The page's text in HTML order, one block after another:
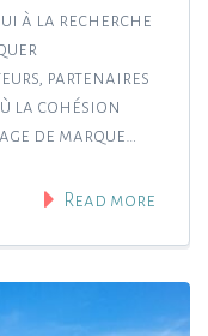
à la recherche
partenaires
la cohésion
de marque…
Read more